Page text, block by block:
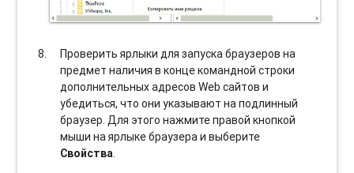
Проверить ярлыки для запуска браузеров на
предмет наличия в конце командной строки
дополнительных адресов Web сайтов и
убедиться, что они указывают на подлинный
браузер. Для этого нажмите правой кнопкой
мыши на ярлыке браузера и выберите
Свойства.